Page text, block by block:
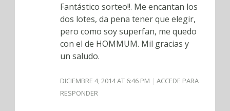
Fantástico sorteo!!. Me encantan los
dos lotes, da pena tener que elegir,
pero como soy superfan, me quedo
con el de HOMMUM. Mil gracias y
un saludo.
DICIEMBRE 4, 2014 AT 6:46 PM
ACCEDE PARA
RESPONDER